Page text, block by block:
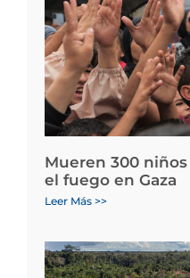
Mueren 300
el fuego en Gaza
Leer Más >>